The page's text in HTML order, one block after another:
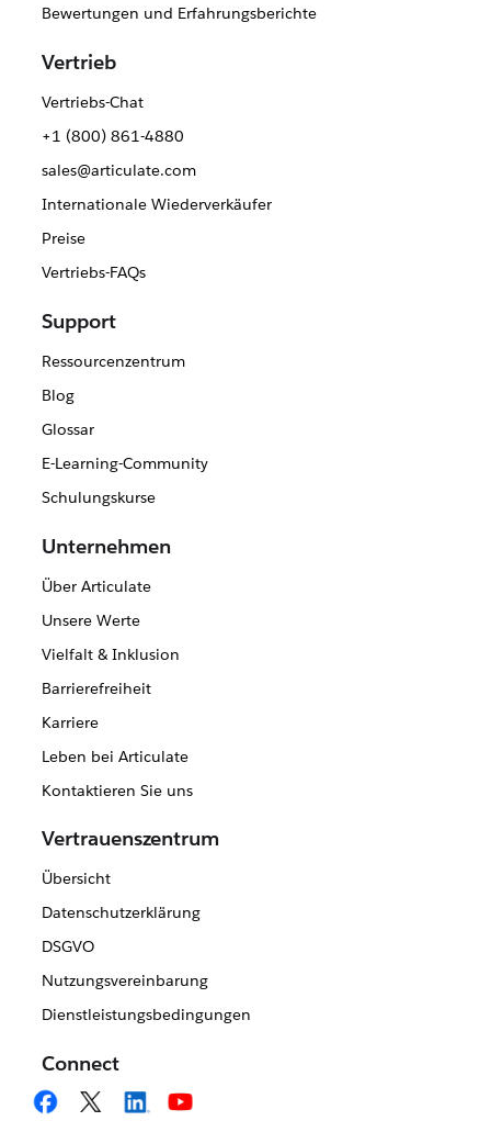
Bewertungen und Erfahrungsberichte
Vertrieb
Vertriebs-Chat
+1 (800) 861-4880
sales@articulate.com
Internationale Wiederverkäufer
Preise
Vertriebs-FAQs
Support
Ressourcenzentrum
Blog
Glossar
E-Learning-Community
Schulungskurse
Unternehmen
Über Articulate
Unsere Werte
Vielfalt & Inklusion
Barrierefreiheit
Karriere
Leben bei Articulate
Kontaktieren Sie uns
Vertrauenszentrum
Übersicht
Datenschutzerklärung
DSGVO
Nutzungsvereinbarung
Dienstleistungsbedingungen
Connect